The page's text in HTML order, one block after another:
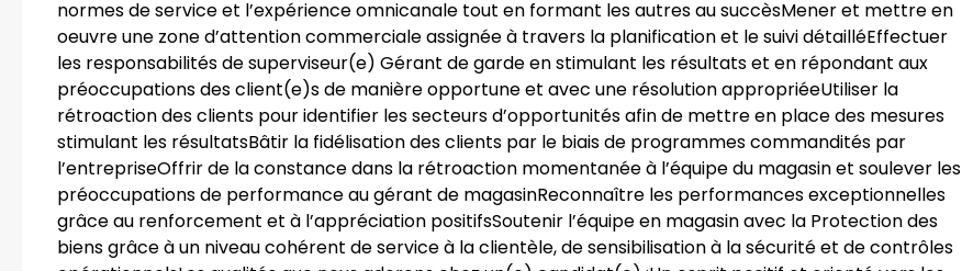
normes de service et l’expérience omnicanale tout en formant les autres au succèsMener et mettre en
oeuvre une zone d’attention commerciale assignée à travers la planification et le suivi détailléEffectuer
les responsabilités de superviseur(e) Gérant de garde en stimulant les résultats et en répondant aux
préoccupations des client(e)s de manière opportune et avec une résolution appropriéeUtiliser la
rétroaction des clients pour identifier les secteurs d’opportunités afin de mettre en place des mesures
stimulant les résultatsBâtir la fidélisation des clients par le biais de programmes commandités par
l’entrepriseOffrir de la constance dans la rétroaction momentanée à l’équipe du magasin et soulever les
préoccupations de performance au gérant de magasinReconnaître les performances exceptionnelles
grâce au renforcement et à l’appréciation positifsSoutenir l’équipe en magasin avec la Protection des
biens grâce à un niveau cohérent de service à la clientèle, de sensibilisation à la sécurité et de contrôles